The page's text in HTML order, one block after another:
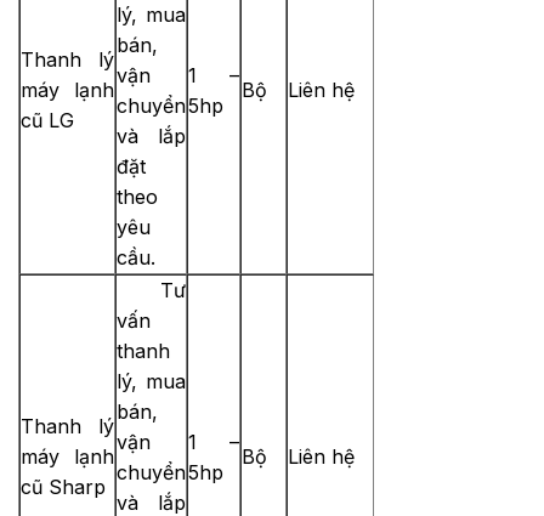
Thanh lý
máy lạnh
cũ LG
lý, mua
bán,
vận
chuyển
và lắp
đặt
theo
yêu
cầu.
1 –
5hp
Bộ Liên hệ
Thanh lý
máy lạnh
cũ Sharp
Tư
vấn
thanh
lý, mua
bán,
vận
chuyển
và lắp
1 –
5hp
Bộ Liên hệ